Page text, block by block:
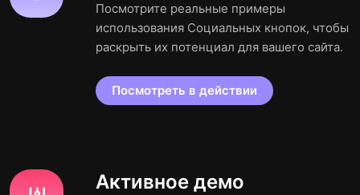
Посмотрите реальные примеры
использования Социальных кнопок, чтобы
раскрыть их потенциал для вашего сайта.
Посмотреть в действии
Активное демо